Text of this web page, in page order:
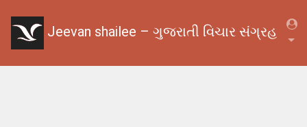
Jeevan shailee – ગુજરાતી વિચાર સંગ્રહ